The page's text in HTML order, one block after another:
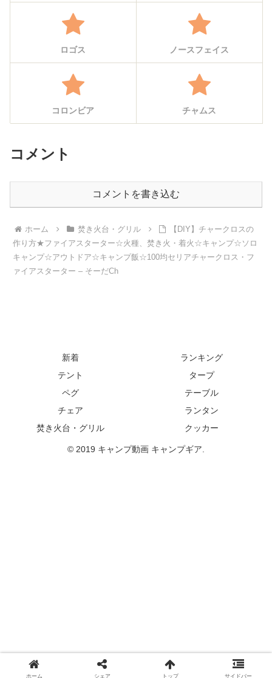
ロゴス ノースフェイス
コロンビア チャムス
コメント
コメントを書き込む
ホーム 焚き火台・グリル
【DIY】チャークロスの
作り方★ファイアスターター☆火種、焚き火・着火☆キャンプ☆ソロ
キャンプ☆アウトドア☆キャンプ飯☆100均セリアチャークロス・フ
ァイアスターター – そーだCh
新着
ランキング
テント
タープ
ペグ
テーブル
チェア
ランタン
焚き火台・グリル
クッカー
© 2019 キャンプ動画 キャンプギア.
ホーム シェア トップ サイドバー